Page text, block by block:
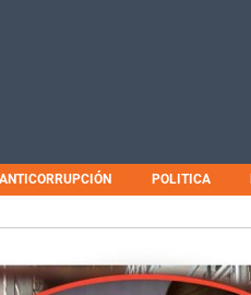
POLITICA